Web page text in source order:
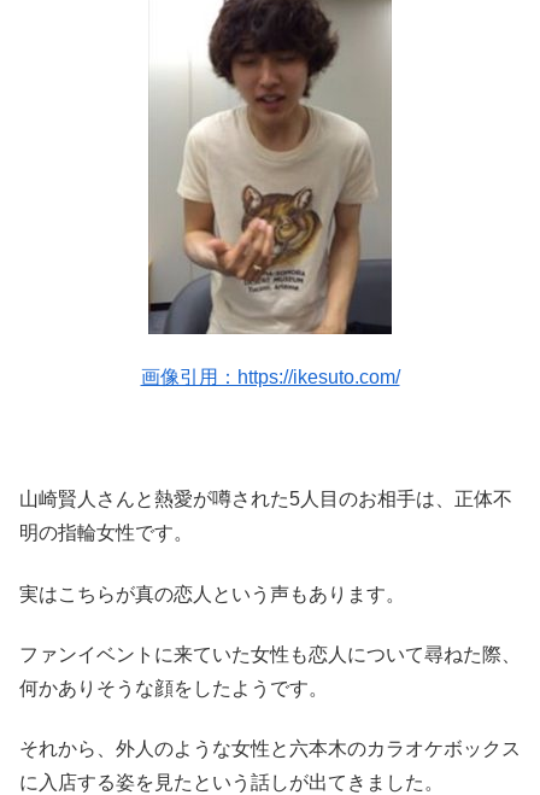
画像引用：https://ikesuto.com/
山崎賢人さんと熱愛が噂された5人目のお相手は、正体不
明の指輪女性です。
実はこちらが真の恋人という声もあります。
ファンイベントに来ていた女性も恋人について尋ねた際、
何かありそうな顔をしたようです。
それから、外人のような女性と六本木のカラオケボックス
に入店する姿を見たという話しが出てきました。